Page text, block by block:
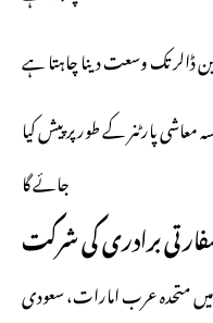
معاشی پارٹنر کے طور پر پیش کیا
جائے گا
برادری کی شرکت
متحدہ عرب امارات، سعودی